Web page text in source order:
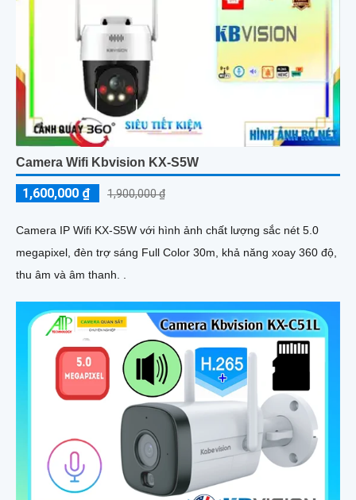
Camera Wifi Kbvision KX-S5W
1,600,000 ₫ 1,900,000 ₫
Camera IP Wifi KX-S5W với hình ảnh chất lượng sắc nét 5.0
megapixel, đèn trợ sáng Full Color 30m, khả năng xoay 360 độ,
thu âm và âm thanh. .